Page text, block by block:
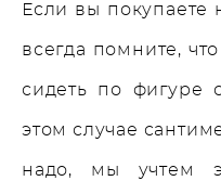
Если вы покупаете
всегда помните,
сидеть по фигуре
этом случае
надо, мы учтем